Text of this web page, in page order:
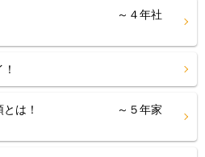
え ～４年社
整頓とは！ ～５年家